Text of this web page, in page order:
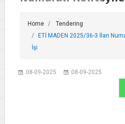
Home
Tendering
ETİ MADEN 2025/36-3 İlan
İşi
08-09-2025 08-09-2025